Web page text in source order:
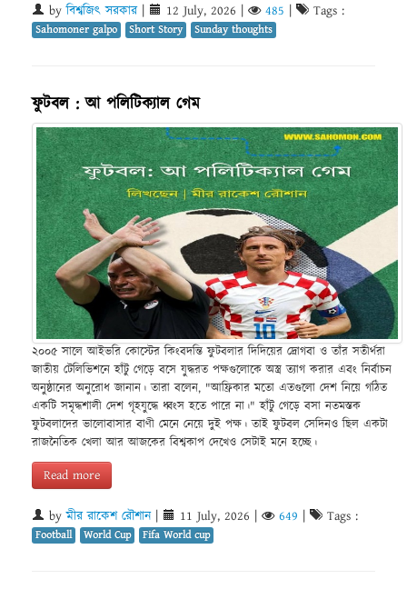
byবিশ্বজিৎ সরকার| 12 July, 2026 | 485 | Tags :
Sahomoner galpo Short Story Sunday thoughts
ফুটবল : আ পলিটিক্যাল গেম
২০০৫ সালে আইভরি কোস্টের কিংবদন্তি ফুটবলার দিদিয়ের দ্রোগবা ও তাঁর সতীর্থরা
জাতীয় টেলিভিশনে হাঁটু গেড়ে বসে যুদ্ধরত পক্ষগুলোকে অস্ত্র ত্যাগ করার এবং নির্বাচন
অনুষ্ঠানের অনুরোধ জানান। তারা বলেন, "আফ্রিকার মতো এতগুলো দেশ নিয়ে গঠিত
একটি সমৃদ্ধশালী দেশ গৃহযুদ্ধে ধ্বংস হতে পারে না।" হাঁটু গেড়ে বসা নতমস্তক
ফুটবলাদের ভালোবাসার বাণী মেনে নেয়ে দুই পক্ষ। তাই ফুটবল সেদিনও ছিল একটা
রাজনৈতিক খেলা আর আজকের বিশ্বকাপ দেখেও সেটাই মনে হচ্ছে।
Read more
byমীর রাকেশ রৌশান| 11 July, 2026 | 649 | Tags :
Football World Cup Fifa World cup